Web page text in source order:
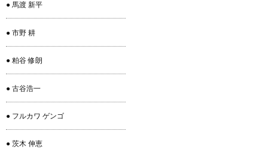
● 馬渡 新平
● 市野 耕
● 粕谷 修朗
● 古谷浩一
● フルカワ ゲンゴ
● 茨木 伸恵